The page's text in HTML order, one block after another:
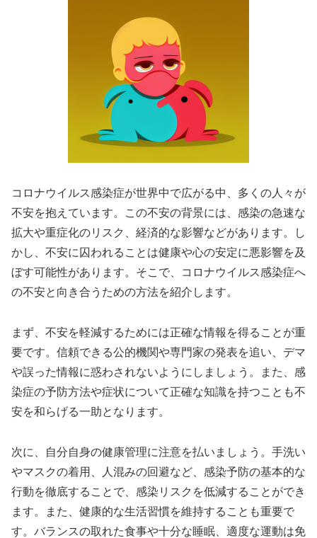
コロナウイルス感染症が世界中で広がる中、多くの人々が
不安を抱えています。この不安の背景には、感染の急速な
拡大や重症化のリスク、経済的な影響などがあります。し
かし、不安に囚われることは健康や心の安定に悪影響を及
ぼす可能性があります。そこで、コロナウイルス感染症へ
の不安と向き合うための方法を紹介します。
まず、不安を軽減するためには正確な情報を得ることが重
要です。信頼できる公的機関や専門家の発表を追い、デマ
や誤った情報に惑わされないようにしましょう。また、感
染症の予防方法や症状について正確な知識を持つことも不
安を和らげる一助となります。
次に、自分自身の健康管理に注意を払いましょう。手洗い
やマスクの着用、人混みの回避など、感染予防の基本的な
行動を徹底することで、感染リスクを低減することができ
ます。また、健康的な生活習慣を維持することも重要で
す。バランスの取れた食事や十分な睡眠、適度な運動は免